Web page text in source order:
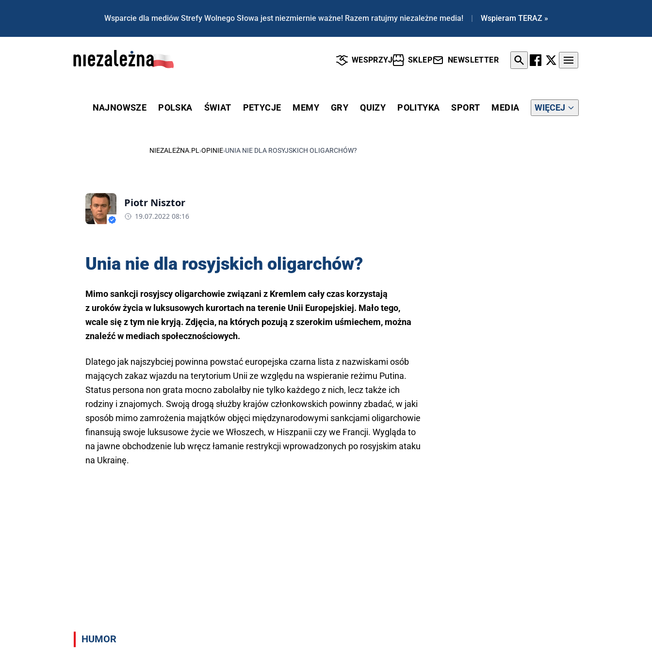
Wsparcie dla mediów Strefy Wolnego Słowa jest niezmiernie ważne! Razem ratujmy niezależne media! | Wspieram TERAZ »
WESPRZYJ SKLEP NEWSLETTER
NAJNOWSZE POLSKA ŚWIAT PETYCJE MEMY GRY QUIZY POLITYKA SPORT MEDIA WIĘCEJ
NIEZALEŻNA.PL ›OPINIE›UNIA NIE DLA ROSYJSKICH OLIGARCHÓW?
Piotr Nisztor
19.07.2022 08:16
Unia nie dla rosyjskich oligarchów?
Mimo sankcji rosyjscy oligarchowie związani z Kremlem cały czas korzystają
z uroków życia w luksusowych kurortach na terenie Unii Europejskiej. Mało tego,
wcale się z tym nie kryją. Zdjęcia, na których pozują z szerokim uśmiechem, można
znaleźć w mediach społecznościowych.
Dlatego jak najszybciej powinna powstać europejska czarna lista z nazwiskami osób
mających zakaz wjazdu na terytorium Unii ze względu na wspieranie reżimu Putina.
Status persona non grata mocno zabolałby nie tylko każdego z nich, lecz także ich
rodziny i znajomych. Swoją drogą służby krajów członkowskich powinny zbadać, w jaki
sposób mimo zamrożenia majątków objęci międzynarodowymi sankcjami oligarchowie
finansują swoje luksusowe życie we Włoszech, w Hiszpanii czy we Francji. Wygląda to
na jawne obchodzenie lub wręcz łamanie restrykcji wprowadzonych po rosyjskim ataku
na Ukrainę.
HUMOR